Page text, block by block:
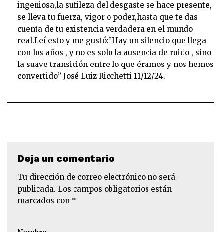
ingeniosa,la sutileza del desgaste se hace presente,
se lleva tu fuerza, vigor o poder,hasta que te das
cuenta de tu existencia verdadera en el mundo
real.Leí esto y me gustó:”Hay un silencio que llega
con los años , y no es solo la ausencia de ruido , sino
la suave transición entre lo que éramos y nos hemos
convertido” José Luiz Ricchetti 11/12/24.
Deja un comentario
Tu dirección de correo electrónico no será
publicada. Los campos obligatorios están
marcados con *